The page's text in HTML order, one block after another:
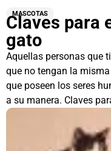
MASCOTAS
Claves para
gato
Aquellas personas que
que no tengan la
que poseen los seres
a su manera. Claves